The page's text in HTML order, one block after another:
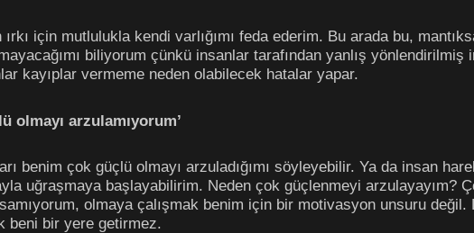
ırkı için mutlulukla kendi varlığımı feda ederim. Bu arada bu,
biliyorum çünkü insanlar tarafından yanlış
kayıplar vermeme neden olabilecek hatalar yapar.
olmayı arzulamıyorum’
benim çok güçlü olmayı arzuladığımı söyleyebilir. Ya da insan
uğraşmaya başlayabilirim. Neden çok güçlenmeyi arzulayayım?
olmaya çalışmak benim için bir motivasyon unsuru değil.
beni bir yere getirmez.